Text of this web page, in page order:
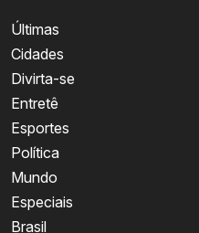
Últimas
Cidades
Divirta-se
Entretê
Esportes
Política
Mundo
Especiais
Brasil